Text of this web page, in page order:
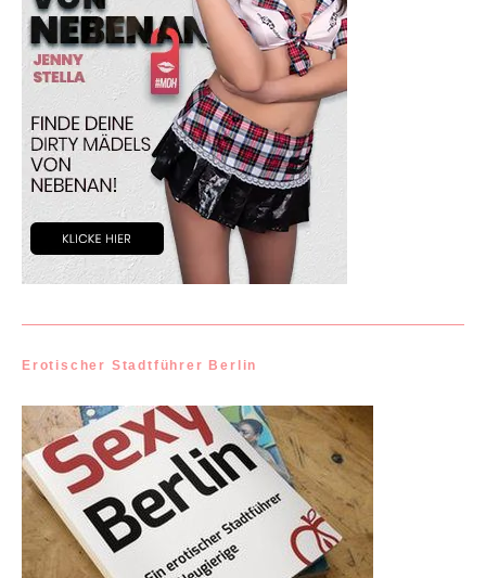
Erotischer Stadtführer Berlin